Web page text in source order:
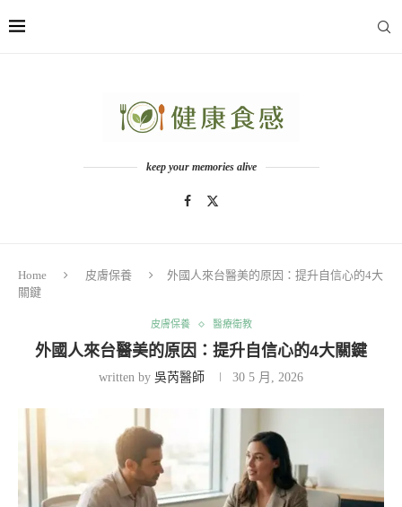
keep your memories alive
Home 皮膚保養
外國人來台醫美的原因：提升自信心的4大
關鍵
皮膚保養 醫療衛教
外國人來台醫美的原因：提升自信心的4大關鍵
written by 吳芮醫師 30 5 月, 2026